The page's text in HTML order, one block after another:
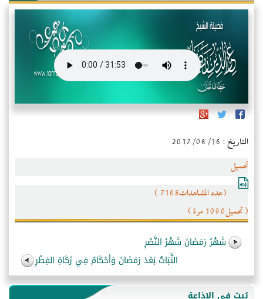
التاريخ : 2017/06/16
تحميل
(عدد المشاهدات7168 )
( تحميل1090 مرة )
شَهْرُ رَمَضَانَ شَهْرُ النَّصْرِ
الثَّبَاتُ بَعْدَ رَمَضَانَ وَأَحْكَامٌ فِي زَكَاةِ الفِطْرِ
يُبث في الإذاعة